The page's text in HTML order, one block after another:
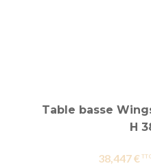
Table basse
H
38,447 €